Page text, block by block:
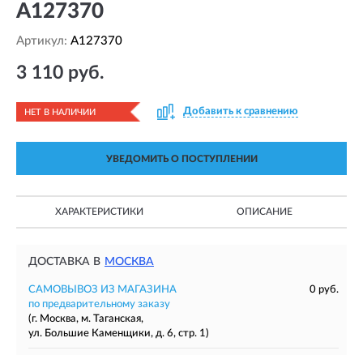
A127370
Артикул: A127370
3 110 руб.
НЕТ В НАЛИЧИИ Добавить к сравнению
УВЕДОМИТЬ О ПОСТУПЛЕНИИ
ХАРАКТЕРИСТИКИ ОПИСАНИЕ
ДОСТАВКА В МОСКВА
САМОВЫВОЗ ИЗ МАГАЗИНА
0 руб.
по предварительному заказу
(г. Москва, м. Таганская,
ул. Большие Каменщики, д. 6, стр. 1)